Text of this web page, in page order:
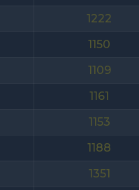
1222
1150
1109
1161
1153
1188
1351